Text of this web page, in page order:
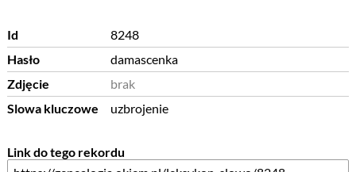
Id
8248
Hasło
damascenka
Zdjęcie
brak
Slowa kluczowe
uzbrojenie
Link do tego rekordu